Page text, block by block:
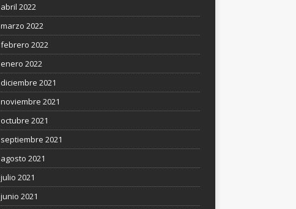
abril 2022
marzo 2022
febrero 2022
enero 2022
diciembre 2021
noviembre 2021
octubre 2021
septiembre 2021
agosto 2021
julio 2021
junio 2021